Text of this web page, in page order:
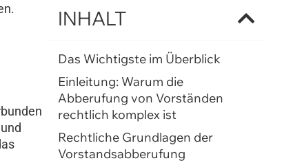
INHALT
Das Wichtigste im Überblick
Einleitung: Warum die
Abberufung von Vorständen
rechtlich komplex ist
Rechtliche Grundlagen der
Vorstandsabberufung